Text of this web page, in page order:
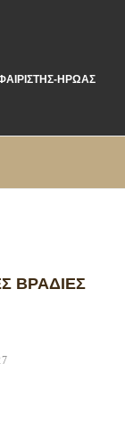
ΉΡΩΑΣ ΤΗΣ
ΒΡΑΔΙΈΣ